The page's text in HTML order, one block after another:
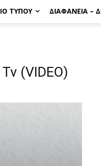
ΤΎΠΟΥ ΔΙΑΦΆΝΕΙΑ –
(VIDEO)